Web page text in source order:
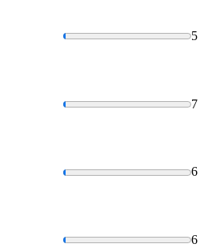
5
7
6
6